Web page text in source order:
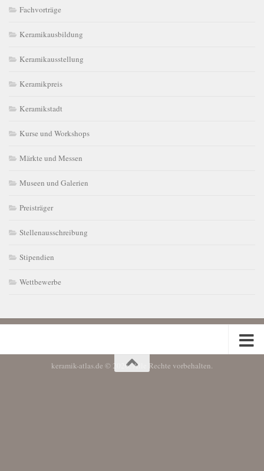
Fachvorträge
Keramikausbildung
Keramikausstellung
Keramikpreis
Keramikstadt
Kurse und Workshops
Märkte und Messen
Museen und Galerien
Preisträger
Stellenausschreibung
Stipendien
Wettbewerbe
keramik-atlas.de © 2026. Alle Rechte vorbehalten.